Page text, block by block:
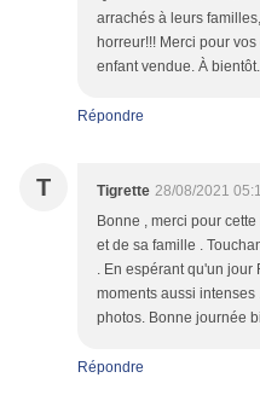
arrachés à leurs
horreur!!! Merci pour
enfant vendue. À bientôt.
Répondre
T Tigrette 28/08/2021
Bonne , merci pour
et de sa famille .
. En espérant qu'un
moments aussi
photos. Bonne journée
Répondre